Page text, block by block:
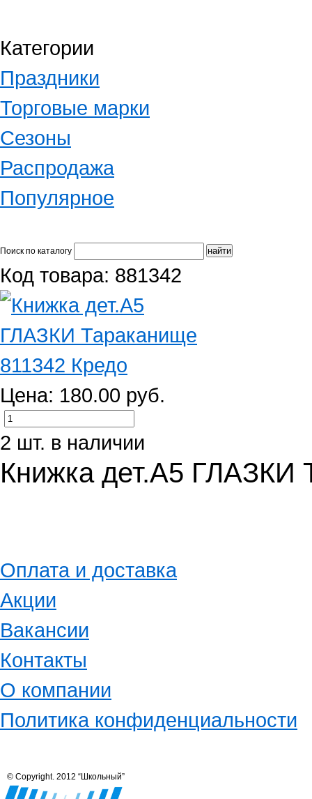
Категории
Праздники
Торговые марки
Сезоны
Распродажа
Популярное
Поиск по каталогу
Код товара: 881342
Цена: 180.00 руб.
2 шт. в наличии
Книжка дет.А5 ГЛАЗКИ
Оплата и доставка
Акции
Вакансии
Контакты
О компании
Политика конфиденциальности
© Copyright. 2012 “Школьный”